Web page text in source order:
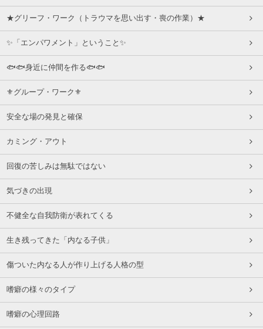
★グリーフ・ワーク（トラウマを思い出す・喪の作業）★
✨「エンパワメント」ということ✨
🐟🐟身近に仲間を作る🐟🐟
⚜グループ・ワーク⚜
安全な場の発見と確保
カミング・アウト
回復の苦しみは無駄ではない
気づきの出現
不健全な自我防衛が表れてくる
生き残ってきた「内なる子供」
傷ついた内なる人が作り上げる人格の型
嗜癖の様々のタイプ
嗜癖の心理回路